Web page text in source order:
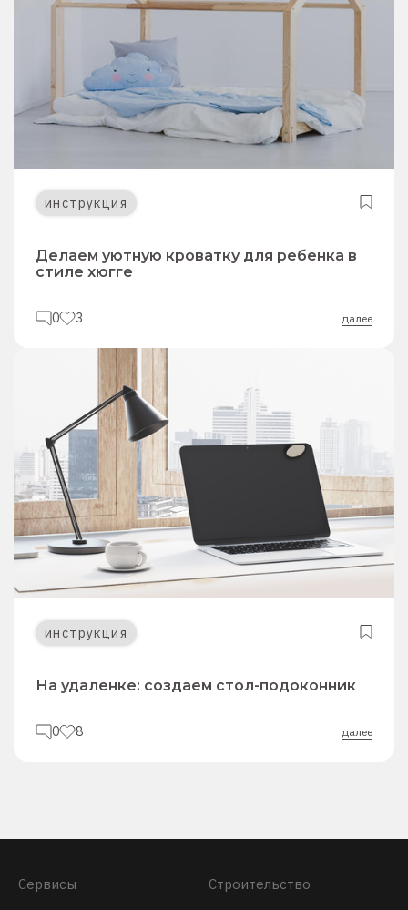
инструкция
Делаем уютную кроватку для ребенка в
стиле хюгге
0 3 далее
инструкция
На удаленке: создаем стол-подоконник
0 8 далее
Сервисы Строительство